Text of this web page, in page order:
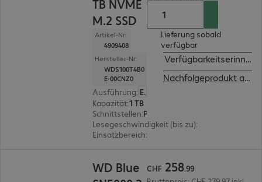
TB NVME
M.2 SSD
Artikel-Nr:
4909408
Hersteller-Nr:
WDS100T4B0
E-00CNZ0
Ausführung:
Europäisch
Kapazität:1 TB
Schnittstellen:
Lesegeschwindigkeit (bis zu):
Einsatzbereich:
Lieferung sobald
verfügbar
Nachfolgeprodukt ansehen
WD Blue
CHF 258.99